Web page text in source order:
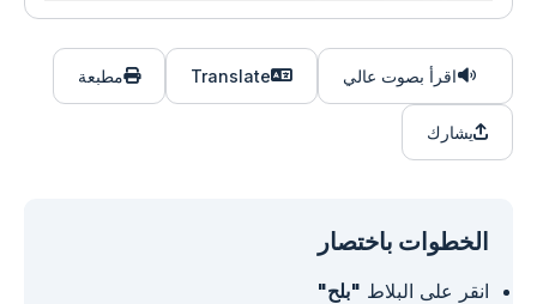
اقرأ بصوت عالي Translate مطبعة
يشارك
الخطوات باختصار
انقر على البلاط "بلح"